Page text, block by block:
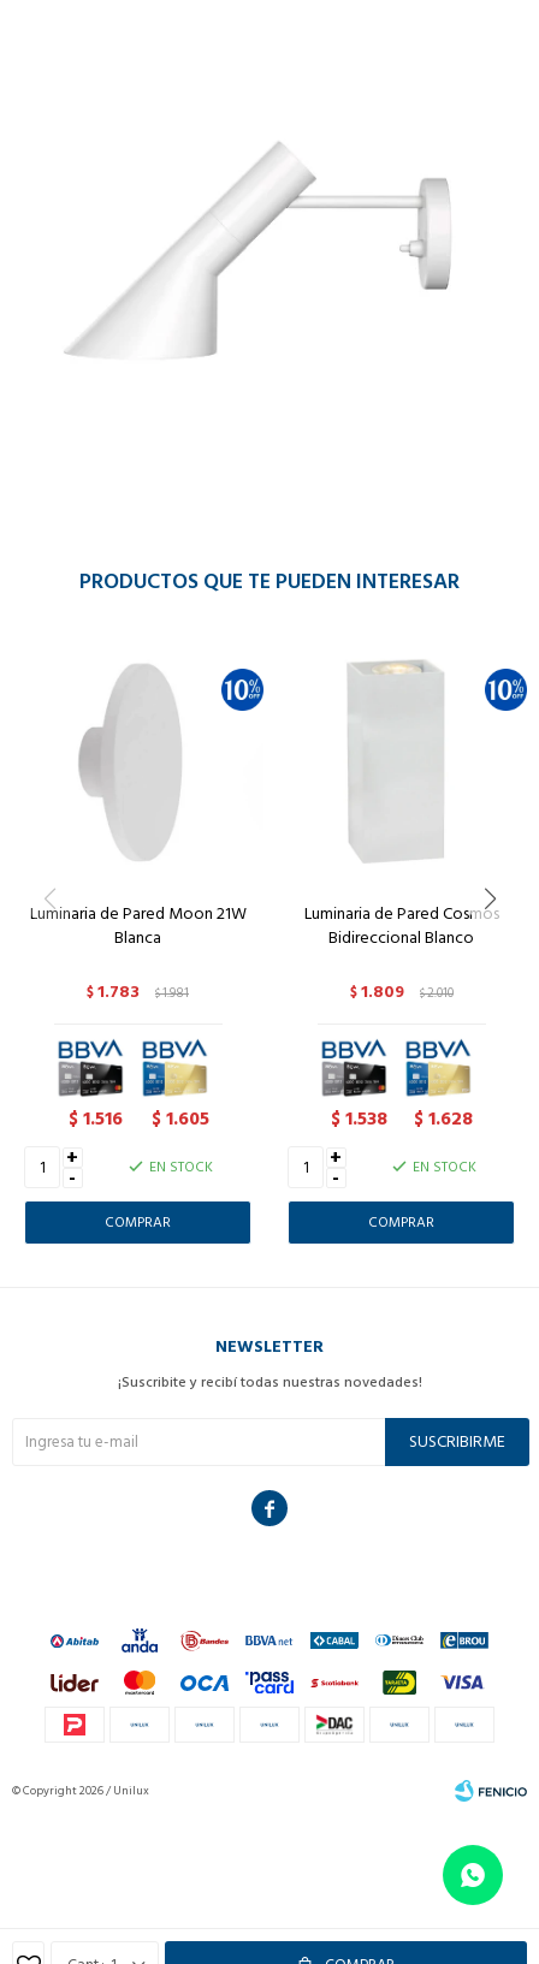
PRODUCTOS QUE TE PUEDEN INTERESAR
Luminaria de Pared Moon 21W
Blanca
$1.783 $1.981
$1.516 $1.605
+
- EN STOCK
Luminaria de Pared Cosmos
Bidireccional Blanco
$1.809 $2.010
$1.538 $1.628
+
- EN STOCK
NEWSLETTER
¡Suscribite y recibí todas nuestras novedades!
SUSCRIBIRME

© Copyright 2026 / Unilux